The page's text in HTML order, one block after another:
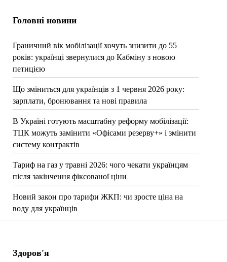
Головні новини
Граничний вік мобілізації хочуть знизити до 55
років: українці звернулися до Кабміну з новою
петицією
Що зміниться для українців з 1 червня 2026 року:
зарплати, бронювання та нові правила
В Україні готують масштабну реформу мобілізації:
ТЦК можуть замінити «Офісами резерву+» і змінити
систему контрактів
Тариф на газ у травні 2026: чого чекати українцям
після закінчення фіксованої ціни
Новий закон про тарифи ЖКП: чи зросте ціна на
воду для українців
Здоров'я